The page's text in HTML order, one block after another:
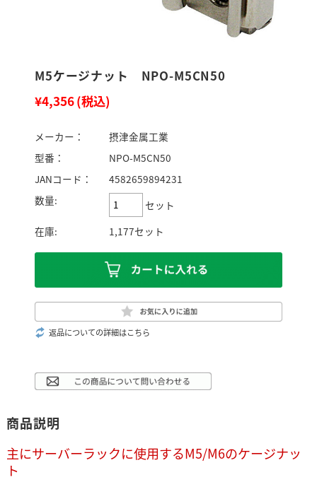
M5ケージナット NPO-M5CN50
¥4,356(税込)
メーカー：
摂津金属工業
型番：
NPO-M5CN50
JANコード：
4582659894231
数量:
セット
在庫:
1,177セット
返品についての詳細はこちら
商品説明
主にサーバーラックに使用するM5/M6のケージナッ
ト